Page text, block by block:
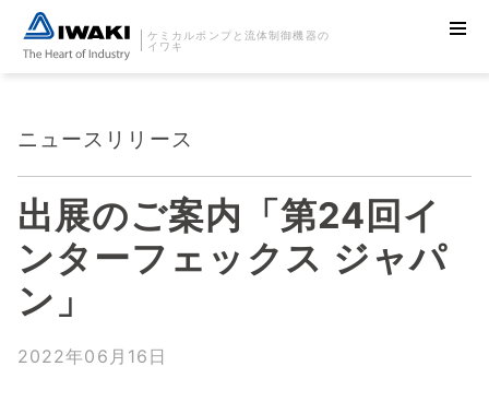
ケミカルポンプと流体制御機器の
イワキ
ニュースリリース
出展のご案内「第24回イ
ンターフェックス ジャパ
ン」
2022年06月16日